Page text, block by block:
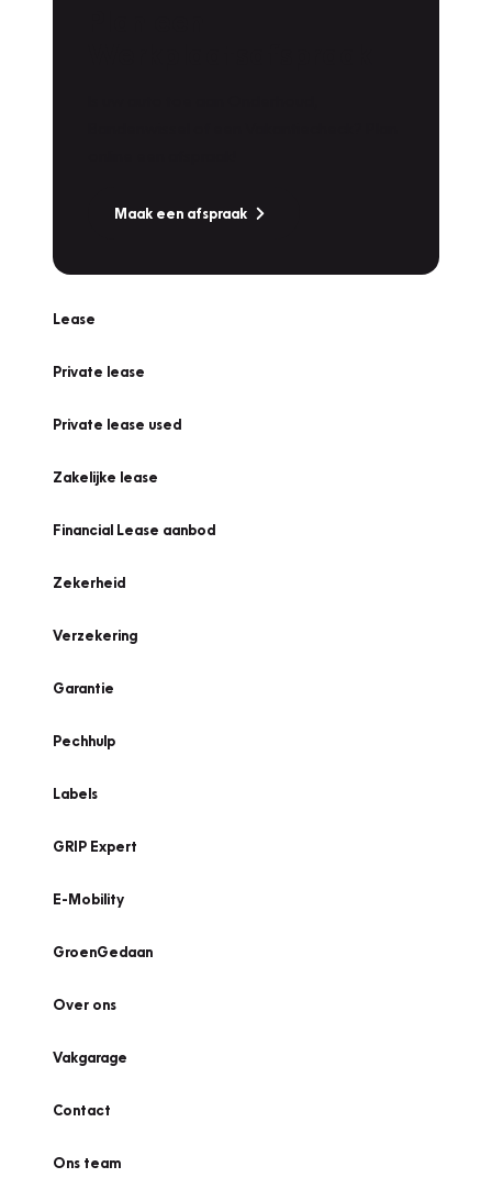
Maak een afspraak
Lease
Private lease
Private lease used
Zakelijke lease
Financial Lease aanbod
Zekerheid
Verzekering
Garantie
Pechhulp
Labels
GRIP Expert
E-Mobility
GroenGedaan
Over ons
Vakgarage
Contact
Ons team